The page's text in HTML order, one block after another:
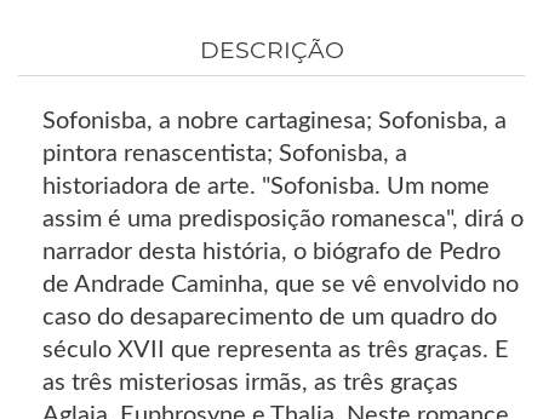
DESCRIÇÃO
Sofonisba, a nobre cartaginesa; Sofonisba, a
pintora renascentista; Sofonisba, a
historiadora de arte. "Sofonisba. Um nome
assim é uma predisposição romanesca", dirá o
narrador desta história, o biógrafo de Pedro
de Andrade Caminha, que se vê envolvido no
caso do desaparecimento de um quadro do
século XVII que representa as três graças. E
as três misteriosas irmãs, as três graças